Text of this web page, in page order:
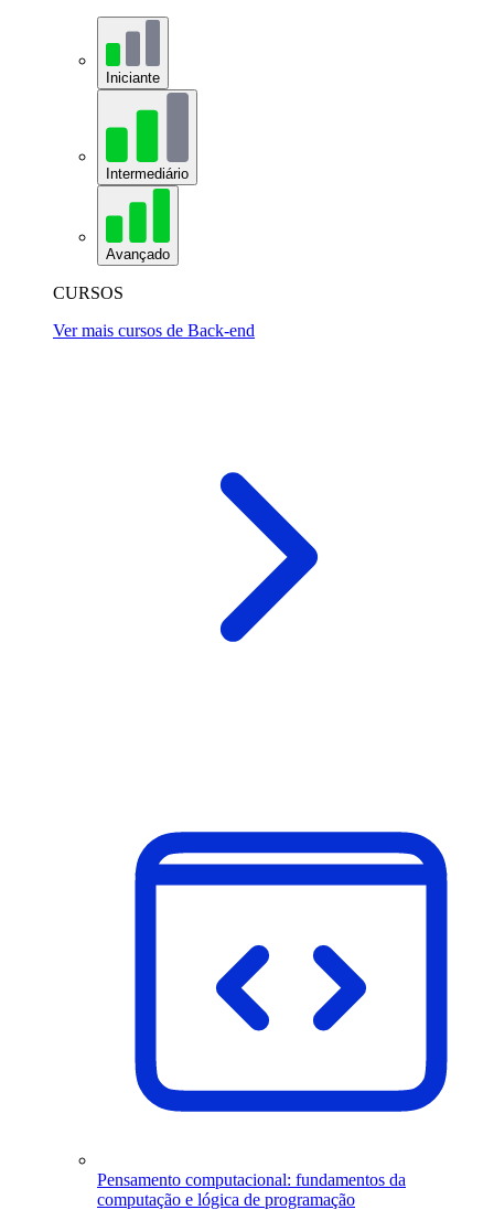
Iniciante
Intermediário
Avançado
CURSOS
Ver mais cursos de Back-end
Pensamento computacional: fundamentos da
computação e lógica de programação